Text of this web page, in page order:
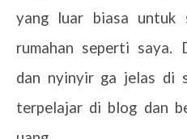
yang luar biasa untuk
rumahan seperti saya.
dan nyinyir ga jelas di
terpelajar di blog dan